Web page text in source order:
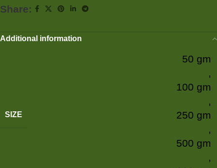
Share:
Additional information
SIZE
50 gm
,
100 gm
,
250 gm
,
500 gm
,